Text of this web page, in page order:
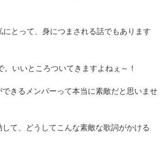
とって、身につまされる話でもあります
いいところついてきますよねぇ～！
きるメンバーって本当に素敵だと思いませ
て、どうしてこんな素敵な歌詞がかける